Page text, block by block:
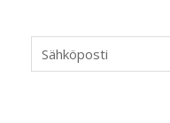
Schneider Electric
NIMITYKSET